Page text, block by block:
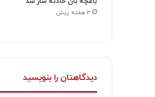
۳ هفته پیش
دیدگاهتان را بنویسید